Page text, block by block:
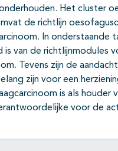
Het cluster
de richtlijn
In onderstaande
van de richtlijnmodules
Tevens zijn de
zijn voor een
is als houder
voor de